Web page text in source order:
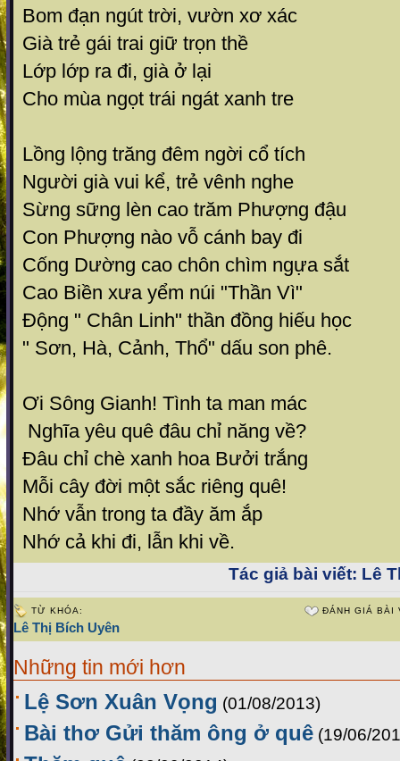
Bom đạn ngút trời, vườn xơ xác
Già trẻ gái trai giữ trọn thề
Lớp lớp ra đi, già ở lại
Cho mùa ngọt trái ngát xanh tre
Lồng lộng trăng đêm ngời cổ tích
Người già vui kể, trẻ vênh nghe
Sừng sững lèn cao trăm Phượng đậu
Con Phượng nào vỗ cánh bay đi
Cống Dường cao chôn chìm ngựa sắt
Cao Biền xưa yểm núi "Thần Vì"
Động " Chân Linh" thần đồng hiếu học
" Sơn, Hà, Cảnh, Thổ" dấu son phê.
Ơi Sông Gianh! Tình ta man mác
Nghĩa yêu quê đâu chỉ năng về?
Đâu chỉ chè xanh hoa Bưởi trắng
Mỗi cây đời một sắc riêng quê!
Nhớ vẫn trong ta đầy ăm ắp
Nhớ cả khi đi, lẫn khi về.
Tác giả bài viết: Lê
TỪ KHÓA:
Lê Thị Bích Uyên
ĐÁNH GIÁ BÀI
Những tin mới hơn
Lệ Sơn Xuân Vọng (01/08/2013)
Bài thơ Gửi thăm ông ở quê (19/06/